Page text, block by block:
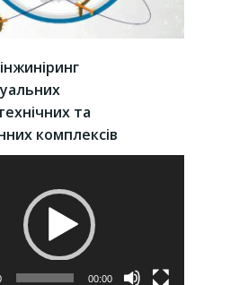
та
комплексів
00:00